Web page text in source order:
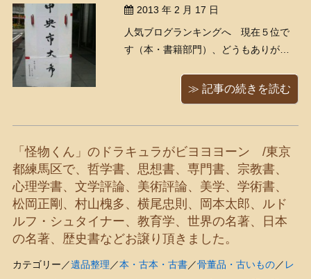
2013 年 2 月 17 日
人気ブログランキングへ 現在５位で
す（本・書籍部門）、どうもありがと
行ってきました！ 神田の東京古書会館
で行われている古書業者専門の古書の
うはしょっちゅう神田の市 ...
≫ 記事の続きを読む
「怪物くん」のドラキュラがビヨヨヨーン /東京
都練馬区で、哲学書、思想書、専門書、宗教書、
心理学書、文学評論、美術評論、美学、学術書、
松岡正剛、村山槐多、横尾忠則、岡本太郎、ルド
ルフ・シュタイナー、教育学、世界の名著、日本
の名著、歴史書などお譲り頂きました。
カテゴリー／遺品整理／本・古本・古書／骨董品・古いもの／ レ